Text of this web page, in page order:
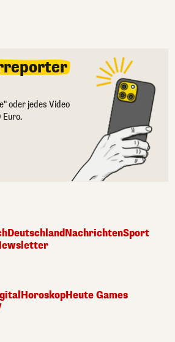
oder jedes Video
Euro.
DeutschlandNachrichtenSport
HoroskopHeute Games